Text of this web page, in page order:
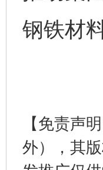
钢铁材
【免责声
外），其
东山县通报“牛蛙